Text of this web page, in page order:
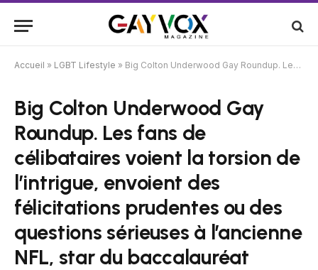
Accueil » LGBT Lifestyle » Big Colton Underwood Gay Roundup. Les fans de célibataires voient la torsion de l’intrigue, envoient des félicitations prudentes ou des questions sérieuses à l’ancienne NFL, star du baccalauréat
Big Colton Underwood Gay
Roundup. Les fans de
célibataires voient la torsion de
l’intrigue, envoient des
félicitations prudentes ou des
questions sérieuses à l’ancienne
NFL, star du baccalauréat